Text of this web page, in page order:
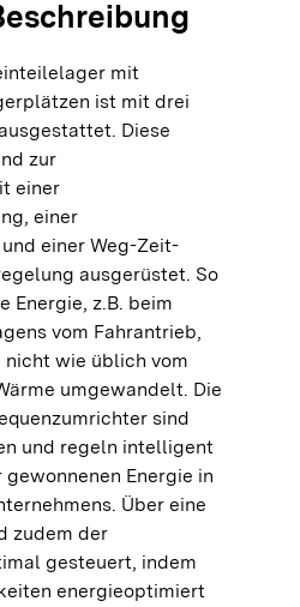
mit
ist mit drei
Diese
zur
einer
einer
einer Weg-Zeit-
ausgerüstet. So
Energie, z.B. beim
vom Fahrantrieb,
wie üblich vom
umgewandelt. Die
sind
und regeln intelligent
Energie in
Über eine
zudem der
gesteuert, indem
energieoptimiert